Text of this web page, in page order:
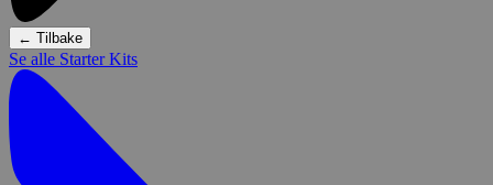
← Tilbake
Se alle Starter Kits